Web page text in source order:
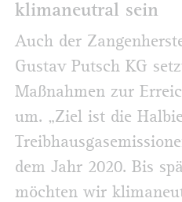
klimaneutral sein
Auch der
Gustav Putsch KG
Maßnahmen zur
um. „Ziel ist die
dem Jahr 2020. Bis
möchten wir